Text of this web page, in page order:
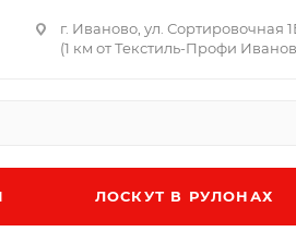
г. Иваново, ул. Сортировочная
(1 км от Текстиль-Профи
ЛОСКУТ В РУЛОНАХ